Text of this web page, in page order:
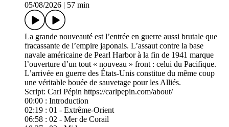
05/08/2026
57 min
La grande nouveauté est l’entrée en guerre aussi brutale que
fracassante de l’empire japonais. L’assaut contre la base
navale américaine de Pearl Harbor à la fin de 1941 marque
l’ouverture d’un tout « nouveau » front : celui du Pacifique.
L’arrivée en guerre des États-Unis constitue du même coup
une véritable bouée de sauvetage pour les Alliés.
Script: Carl Pépin https://carlpepin.com/about/
00:00​ : Introduction
02:19 : 01 - Extrême-Orient
06:58 : 02 - Mer de Corail